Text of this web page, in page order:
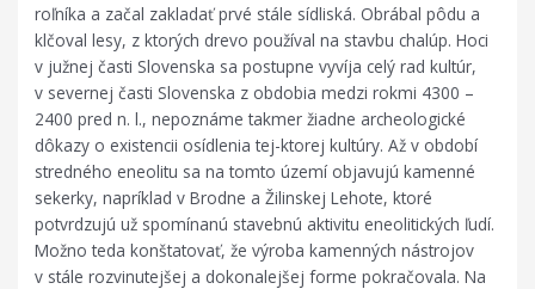
roľníka a začal zakladať prvé stále sídliská. Obrábal pôdu a
klčoval lesy, z ktorých drevo používal na stavbu chalúp. Hoci
v južnej časti Slovenska sa postupne vyvíja celý rad kultúr,
v severnej časti Slovenska z obdobia medzi rokmi 4300 –
2400 pred n. l., nepoznáme takmer žiadne archeologické
dôkazy o existencii osídlenia tej-ktorej kultúry. Až v období
stredného eneolitu sa na tomto území objavujú kamenné
sekerky, napríklad v Brodne a Žilinskej Lehote, ktoré
potvrdzujú už spomínanú stavebnú aktivitu eneolitických ľudí.
Možno teda konštatovať, že výroba kamenných nástrojov
v stále rozvinutejšej a dokonalejšej forme pokračovala. Na